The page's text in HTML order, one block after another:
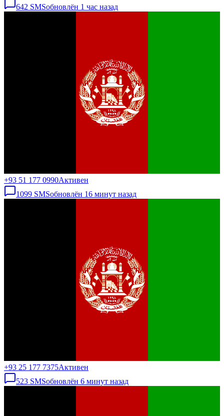
642 SMSобновлён 1 час назад
+93 51 177 0990Активен
1099 SMSобновлён 16 минут назад
+93 25 177 7375Активен
523 SMSобновлён 6 минут назад